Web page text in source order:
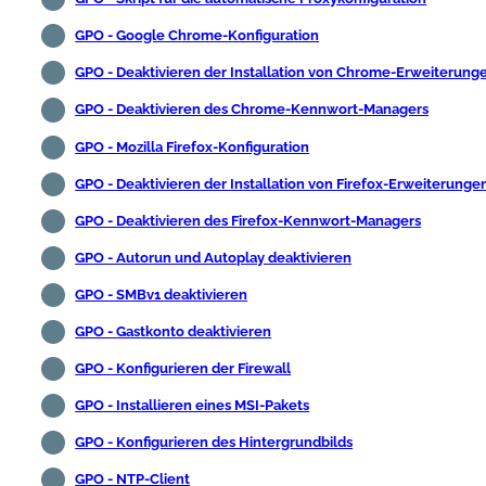
GPO - Google Chrome-Konfiguration
GPO - Deaktivieren der Installation von Chrome-
GPO - Deaktivieren des Chrome-Kennwort-Managers
GPO - Mozilla Firefox-Konfiguration
GPO - Deaktivieren der Installation von Firefox-
GPO - Deaktivieren des Firefox-Kennwort-Managers
GPO - Autorun und Autoplay deaktivieren
GPO - SMBv1 deaktivieren
GPO - Gastkonto deaktivieren
GPO - Konfigurieren der Firewall
GPO - Installieren eines MSI-Pakets
GPO - Konfigurieren des Hintergrundbilds
GPO - NTP-Client